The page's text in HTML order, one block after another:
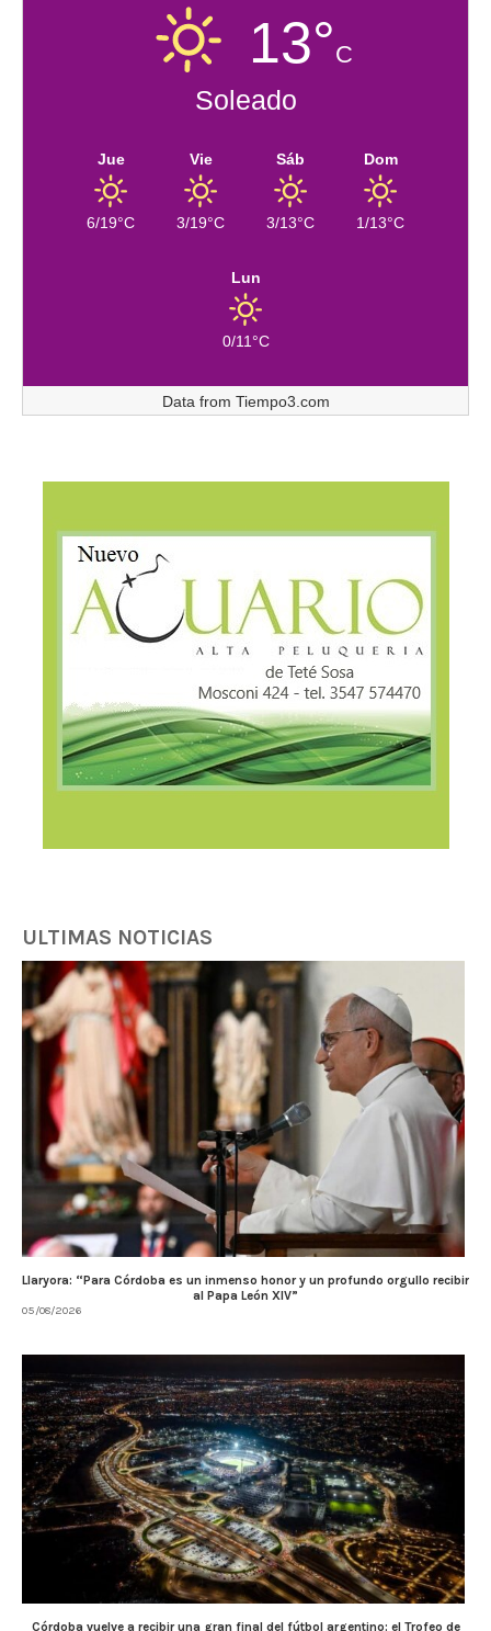
13°C
Soleado
Jue
6/19°C
Vie
3/19°C
Sáb
3/13°C
Dom
1/13°C
Lun
0/11°C
Data from Tiempo3.com
ULTIMAS NOTICIAS
Llaryora: “Para Córdoba es un inmenso honor y un profundo orgullo recibir
al Papa León XIV”
05/08/2026
Córdoba vuelve a recibir una gran final del fútbol argentino: el Trofeo de